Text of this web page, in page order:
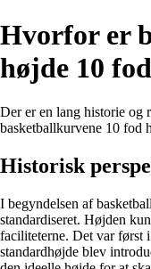
Hvorfor er
højde 10
Der er en lang historie og
basketballkurvene 10 fod
Historisk
I begyndelsen af
standardiseret. Højden
faciliteterne. Det var først
standardhøjde blev